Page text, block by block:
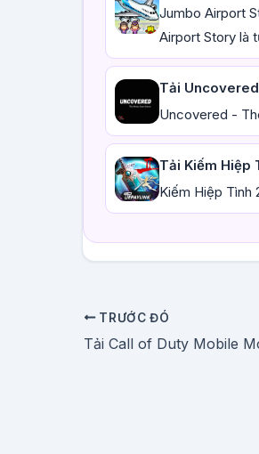
Jumbo Airport
Airport Story là
Tải
Uncovered -
Tải Kiếm Hiệp
Kiếm Hiệp Tình
TRƯỚC ĐÓ